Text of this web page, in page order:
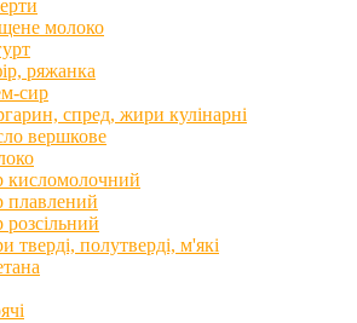
молоко
ряжанка
сир
спред, жири кулінарні
вершкове
кисломолочний
плавлений
тверді, полутверді, м'які